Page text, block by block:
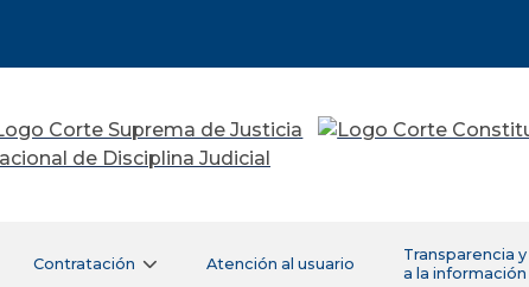
Contratación Atención al usuario
Transparencia
a la